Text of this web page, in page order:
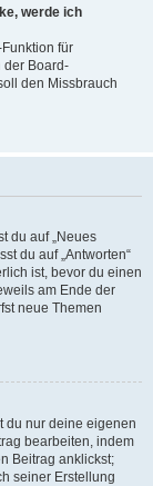
werde ich
für
der Board-
den Missbrauch
du auf „Neues
du auf „Antworten“
ist, bevor du einen
am Ende der
neue Themen
du nur deine eigenen
bearbeiten, indem
Beitrag anklickst;
seiner Erstellung